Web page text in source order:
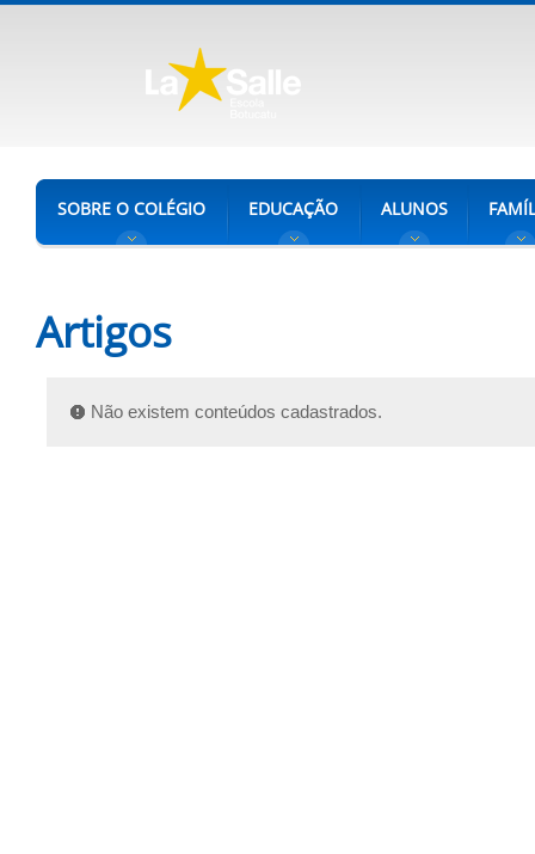
SOBRE O COLÉGIO EDUCAÇÃO ALUNOS
Artigos
Não existem conteúdos cadastrados.